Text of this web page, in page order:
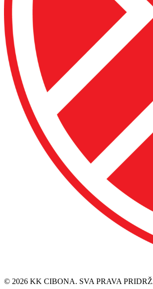
© 2026 KK CIBONA. SVA PRAVA